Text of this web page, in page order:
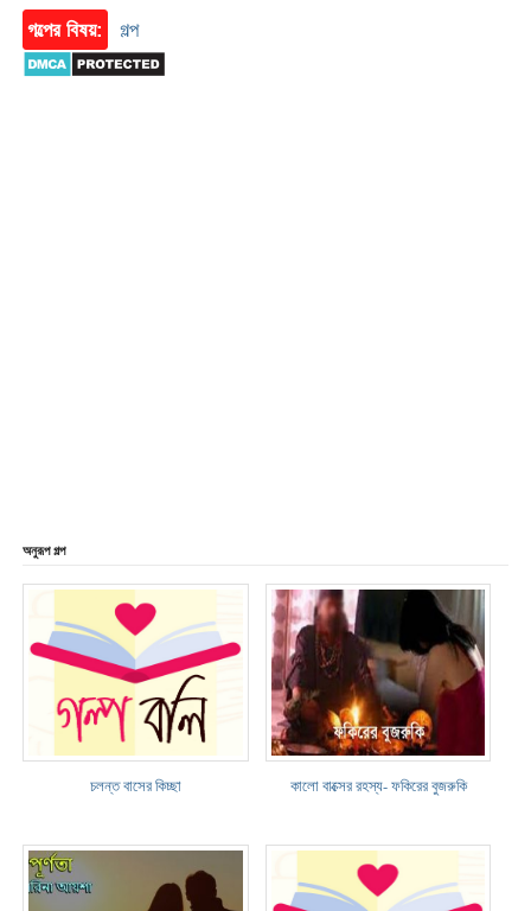
গল্পের বিষয়:
গল্প
অনুরূপ গল্প
চলন্ত বাসের কিচ্ছা কালো বাক্সের রহস্য- ফকিরের বুজরুকি